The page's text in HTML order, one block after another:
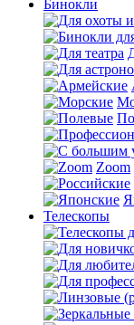
Бинокли
Zoom
Телескопы